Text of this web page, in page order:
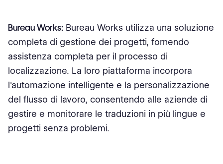
Bureau Works: Bureau Works utilizza una soluzione
completa di gestione dei progetti, fornendo
assistenza completa per il processo di
localizzazione. La loro piattaforma incorpora
l'automazione intelligente e la personalizzazione
del flusso di lavoro, consentendo alle aziende di
gestire e monitorare le traduzioni in più lingue e
progetti senza problemi.